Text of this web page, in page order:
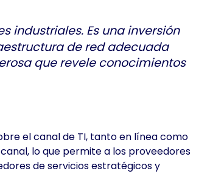
industriales. Es una inversión
de red adecuada
que revele conocimientos
el canal de TI, tanto en línea como
lo que permite a los proveedores
de servicios estratégicos y